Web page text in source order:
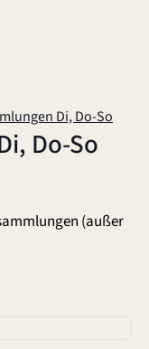
Di, Do-So
Do-So
(außer